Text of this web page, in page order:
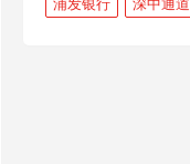
浦发银行 深中通道